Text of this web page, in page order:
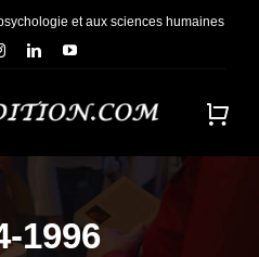
et aux sciences humaines
1996